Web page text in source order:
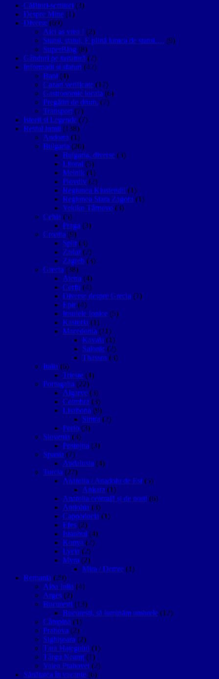
Călători-scriitori (3)
Despre Mine (1)
Diverse (69)
Aici aș vrea ! (2)
Statui, statui, E plină lumea de statui…. (9)
SuperBlog (8)
Gânduri pe tastatură (2)
Informatii si sfaturi (42)
Bani (4)
Cazari verificate (17)
Gastronomie locala (6)
Pregătiri de drum. (7)
Transport (7)
Istorii si Legende (7)
Restul lumii (138)
Andorra (1)
Bulgaria (20)
Bulgaria, diverse (3)
Litoral (5)
Melnik (1)
Plovdiv (2)
Regiunea Kiustendil (1)
Regiunea Stara Zagora (1)
Vekiko Târnovo (3)
Cehia (5)
Praga (3)
Croatia (9)
Split (3)
Zadar (2)
Zagreb (3)
Grecia (38)
Atena (4)
Corfu (4)
Diverse despre Grecia (7)
Epir (4)
Insulele Ionice (5)
Kastoria (1)
Macedonia (11)
Kavala (1)
Salonic (2)
Thassos (3)
Italia (6)
Trieste (4)
Portugalia (22)
Algarve (3)
Coimbra (3)
Lisabona (9)
Sintra (2)
Porto (3)
Slovenia (3)
Postojna (3)
Spania (7)
Andalusia (4)
Turcia (27)
Anatolia / Anadolu de Est (5)
Ankara (1)
Anatolia centrală și de nord (6)
Antiohia (3)
Cappadocia (1)
Efes (2)
Istanbul (4)
Konya (2)
Lycia (2)
Myra (2)
Mira / Demre (1)
Romania (29)
Alba Iulia (4)
Argeș (2)
București (13)
București, să luminăm umbrele (12)
Câmpina (1)
Prahova (2)
Sighişoara (2)
Țara Hațegului (1)
Târgu Neamţ (1)
Valea Prahovei (2)
Sănătatea în vacanțe (6)